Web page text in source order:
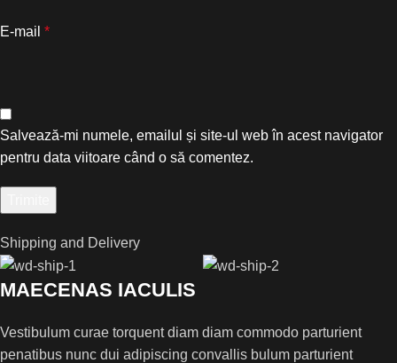
E-mail *
Salvează-mi numele, emailul și site-ul web în acest navigator
pentru data viitoare când o să comentez.
Shipping and Delivery
MAECENAS IACULIS
Vestibulum curae torquent diam diam commodo parturient
penatibus nunc dui adipiscing convallis bulum parturient